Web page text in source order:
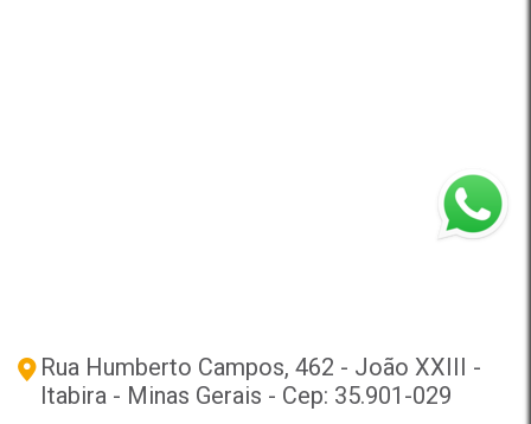
Rua Humberto Campos, 462 - João XXIII -
Itabira - Minas Gerais - Cep: 35.901-029